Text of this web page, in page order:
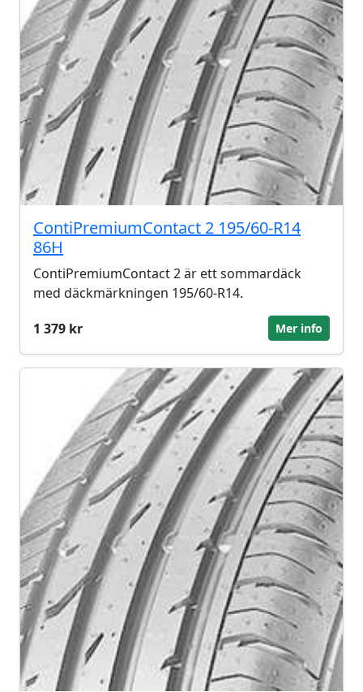
ContiPremiumContact 2 195/60-R14
86H
ContiPremiumContact 2 är ett sommardäck
med däckmärkningen 195/60-R14.
1 379 kr
Mer info